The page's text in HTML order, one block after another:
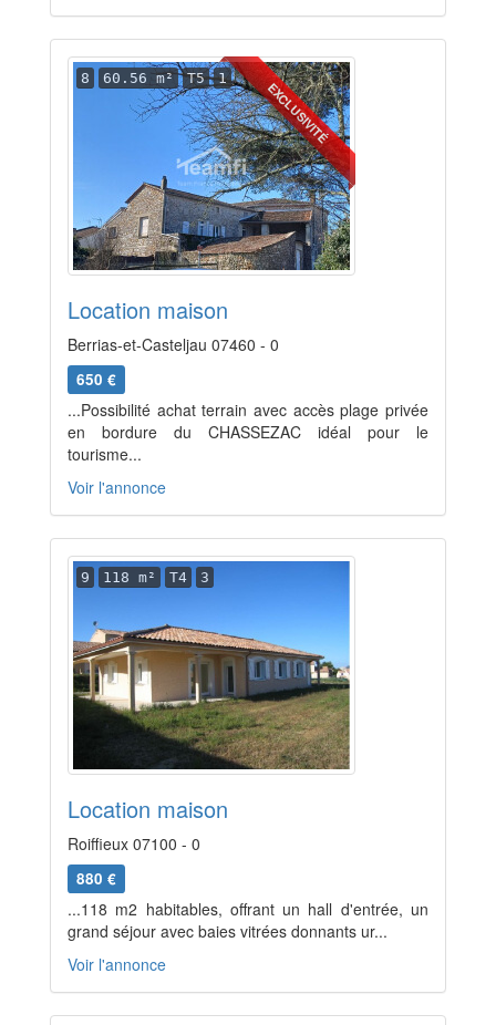
EXCLUSIVITÉ
8 60.56 m² T5 1
Location maison
Berrias-et-Casteljau 07460 - 0
650 €
...Possibilité achat terrain avec accès plage privée
en bordure du CHASSEZAC idéal pour le
tourisme...
Voir l'annonce
9 118 m² T4 3
Location maison
Roiffieux 07100 - 0
880 €
...118 m2 habitables, offrant un hall d'entrée, un
grand séjour avec baies vitrées donnants ur...
Voir l'annonce